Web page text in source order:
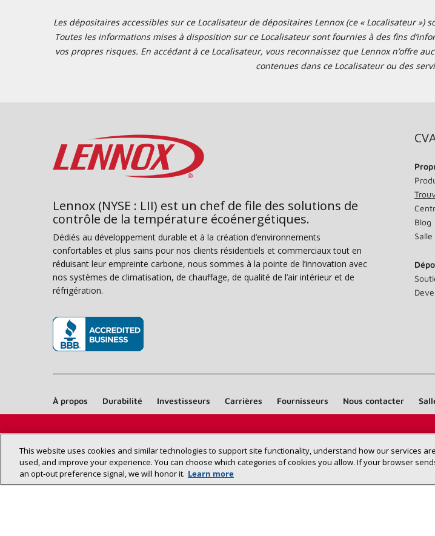
Les dépositaires accessibles sur ce Localisateur de dépositaires Lennox (ce « Localisateur
Toutes les informations mises à disposition sur ce Localisateur sont fournies à des fins
vos propres risques. En accédant à ce Localisateur, vous reconnaissez que Lennox n’offre
contenues dans ce Localisateur ou des
Trouvez un dépositaire Lennox
de chez vous
Lennox (NYSE : LII) est un chef de file des solutions de
contrôle de la température écoénergétiques.
Dédiés au développement durable et à la création d’environnements
confortables et plus sains pour nos clients résidentiels et commerciaux tout en
réduisant leur empreinte carbone, nous sommes à la pointe de l’innovation avec
nos systèmes de climatisation, de chauffage, de qualité de l’air intérieur et de
réfrigération.
Blog
À propos Durabilité Investisseurs Carrières Fournisseurs Nous contacter
This website uses cookies and similar technologies to support site functionality, understand how our services are
used, and improve your experience. You can choose which categories of cookies you allow. If your browser
an opt‑out preference signal, we will honor it. Learn more